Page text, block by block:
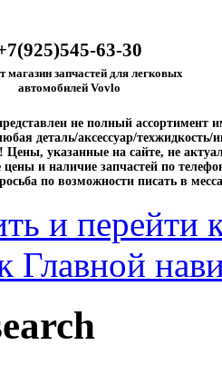
63-30
магазин запчастей для легковых
автомобилей Vovlo
не полный ассортимент
деталь/аксессуар/техжидкость/
Цены, указанные на сайте, не
цены и наличие запчастей по
по возможности писать в
и перейти
Главной